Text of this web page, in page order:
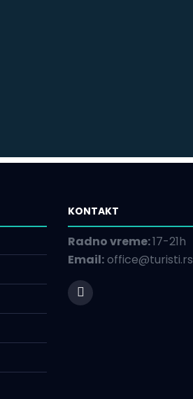
KONTAKT
Radno vreme:17-21h
Email:office@turisti.rs